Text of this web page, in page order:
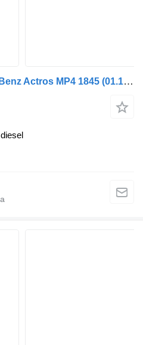
Boczna szyba Mercedes-Benz Actros MP4 1845 (01.12-) A9607200318 do ciągnika siodłowego Mercedes-Benz Actros MP4 Antos Arocs (2012-)
diesel